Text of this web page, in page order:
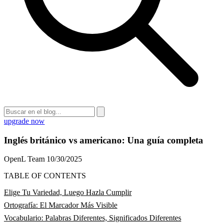
upgrade now
Inglés británico vs americano: Una guía completa
OpenL Team 10/30/2025
TABLE OF CONTENTS
Elige Tu Variedad, Luego Hazla Cumplir
Ortografía: El Marcador Más Visible
Vocabulario: Palabras Diferentes, Significados Diferentes